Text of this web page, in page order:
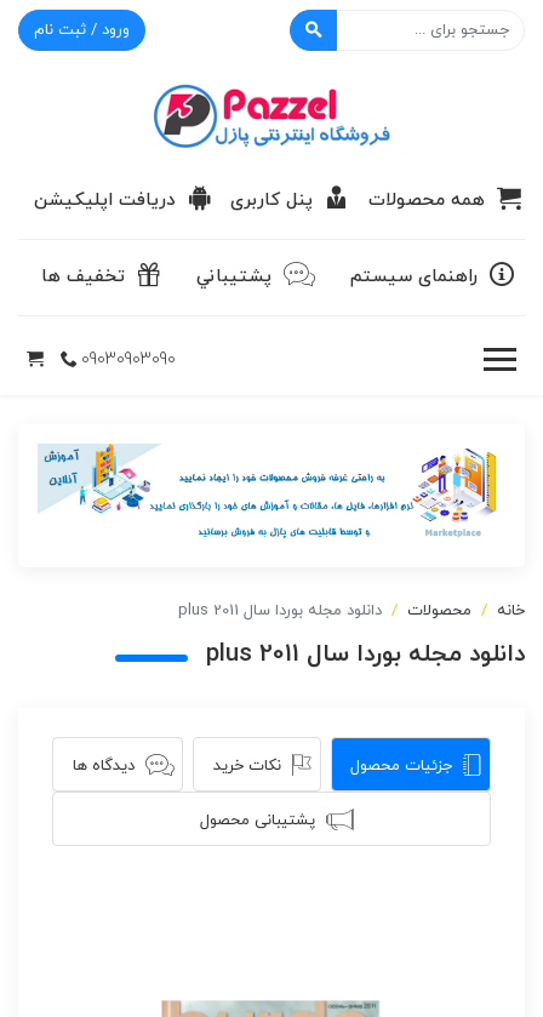
ورود / ثبت نام
همه محصولات پنل کاربری دریافت اپلیکیشن
راهنمای سیستم پشتيباني تخفیف ها
09030903090
خانه محصولات دانلود مجله بوردا سال 2011 plus
دانلود مجله بوردا سال 2011 plus
جزئیات محصول نکات خرید دیدگاه ها
پشتیبانی محصول